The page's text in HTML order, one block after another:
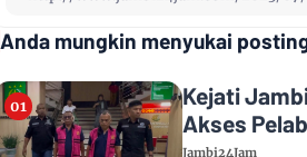
Anda mungkin menyukai
Kejati
Akses
Jambi24Jam